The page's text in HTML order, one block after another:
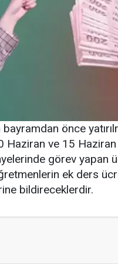
önce
ve 15 Haziran
görev yapan
ek ders
bildireceklerdir.